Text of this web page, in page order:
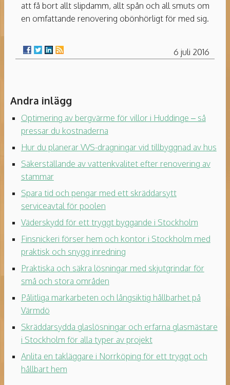
att få bort allt slipdamm, allt spån och all smuts om
en omfattande renovering obönhörligt för med sig.
6 juli 2016
Andra inlägg
Optimering av bergvärme för villor i Huddinge – så
pressar du kostnaderna
Hur du planerar VVS-dragningar vid tillbyggnad av hus
Säkerställande av vattenkvalitet efter renovering av
stammar
Spara tid och pengar med ett skräddarsytt
serviceavtal för poolen
Väderskydd för ett tryggt byggande i Stockholm
Finsnickeri förser hem och kontor i Stockholm med
praktisk och snygg inredning
Praktiska och säkra lösningar med skjutgrindar för
små och stora områden
Pålitliga markarbeten och långsiktig hållbarhet på
Värmdö
Skräddarsydda glaslösningar och erfarna glasmästare
i Stockholm för alla typer av projekt
Anlita en takläggare i Norrköping för ett tryggt och
hållbart hem